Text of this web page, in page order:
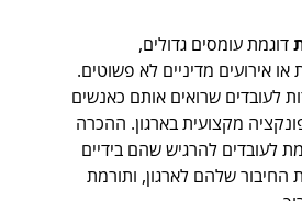
דוגמתעומסים גדולים,
או אירועים מדיניים לא פשוטים.
לעובדים שרואים אותם כאנשים
מקצועית בארגון. ההכרה
לעובדים להרגיש שהם בידיים
החיבור שלהם לארגון, ותורמת